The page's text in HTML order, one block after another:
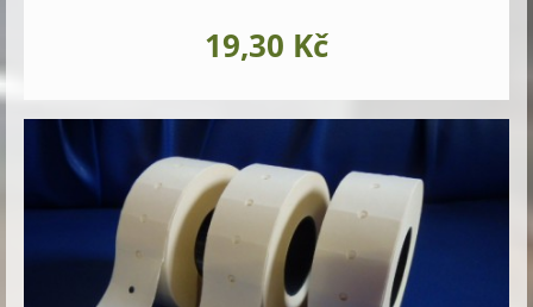
19,30 Kč